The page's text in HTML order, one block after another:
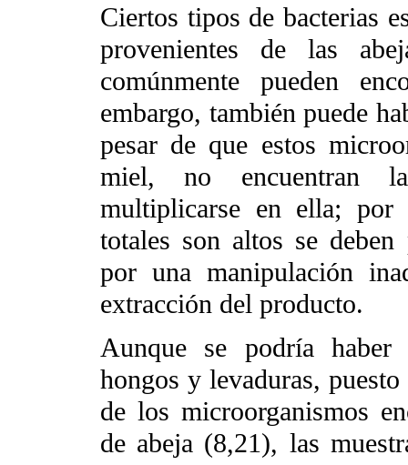
Ciertos tipos de bacterias
provenientes de las
comúnmente pueden
embargo, también puede
pesar de que estos
miel, no encuentran
multiplicarse en ella; por
totales son altos se
por una manipulación
extracción del producto.
Aunque se podría haber
hongos y levaduras,
de los microorganismos
de abeja (8,21), las